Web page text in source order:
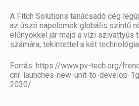
A Fitch Solutions tanácsadó cég
az úszó napelemek globális szintű
előnyökkel jár majd a vízi szivattyús
számára, tekintettel a két
Forrás: https://www.pv-tech.org/
cnr-launches-new-unit-to-develop-
2030/